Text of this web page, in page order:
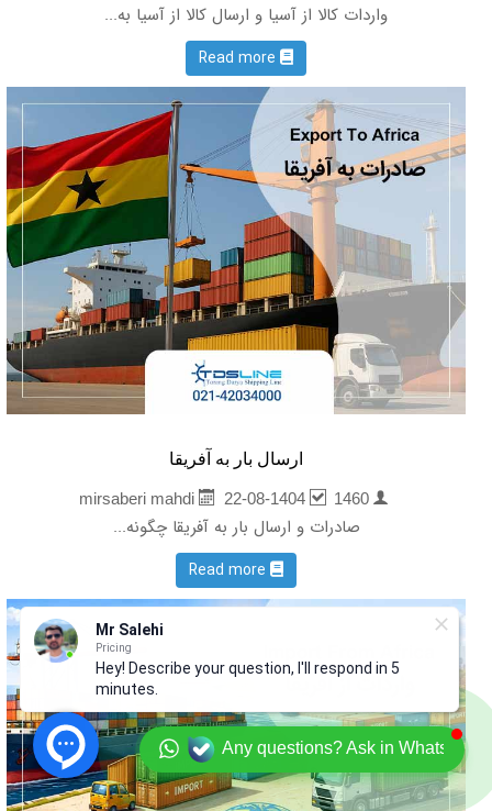
واردات کالا از آسیا و ارسال کالا از آسیا به...
ارسال بار به آفریقا
mirsaberi mahdi
22-08-1404 1460
صادرات و ارسال بار به آفریقا چگونه...
Read more
Any questions? Ask in Whatsapp
Mr Salehi
Pricing
Hey! Describe your question, I'll respond in 5
minutes.